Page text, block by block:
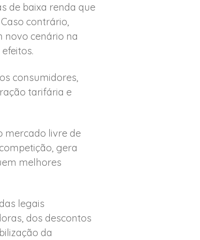
de baixa renda que
contrário,
novo cenário na
consumidores,
tarifária e
mercado livre de
gera
melhores
legais
dos descontos
da